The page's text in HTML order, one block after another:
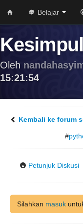
Belajar
Oleh
15:21:54
Kembali ke forum
#
Petunjuk Diskusi
Silahkan masuk